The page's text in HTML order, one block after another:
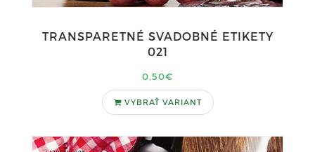
TRANSPARETNÉ SVADOBNÉ ETIKETY
021
0,50€
VYBRAŤ VARIANT